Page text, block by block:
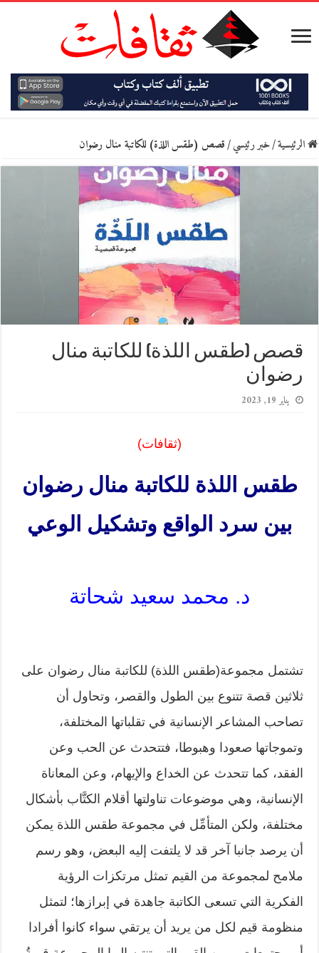
الرئيسية/خبر رئيسي/قصص (طقس اللذة) للكاتبة منال رضوان
قصص (طقس اللذة) للكاتبة منال
رضوان
يناير 19, 2023
(ثقافات)
طقس اللذة للكاتبة منال رضوان
بين سرد الواقع وتشكيل الوعي
د. محمد سعيد شحاتة
تشتمل مجموعة(طقس اللذة) للكاتبة منال رضوان على
ثلاثين قصة تتنوع بين الطول والقصر، وتحاول أن
تصاحب المشاعر الإنسانية في تقلباتها المختلفة،
وتموجاتها صعودا وهبوطا، فتتحدث عن الحب وعن
الفقد، كما تتحدث عن الخداع والإيهام، وعن المعاناة
الإنسانية، وهي موضوعات تناولتها أقلام الكتَّاب بأشكال
مختلفة، ولكن المتأمِّل في مجموعة طقس اللذة يمكن
أن يرصد جانبا آخر قد لا يلتفت إليه البعض، وهو رسم
ملامح لمجموعة من القيم تمثل مرتكزات الرؤية
الفكرية التي تسعى الكاتبة جاهدة في إبرازها؛ لتمثل
منظومة قيم لكل من يريد أن يرتقي سواء كانوا أفرادا